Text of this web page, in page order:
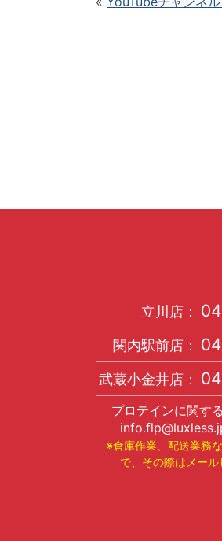
立川店：
関内駅前店：
武蔵小金井店：
プロテインに関す
※倉庫作業、配送業務
で、その際はメール